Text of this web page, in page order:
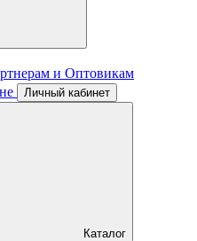
и Оптовикам
Личный кабинет
Каталог